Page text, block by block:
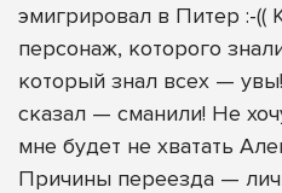
эмигрировал в Питер :-((
персонаж, которого
который знал всех —
сказал — сманили! Не
мне будет не хватать
Причины переезда —